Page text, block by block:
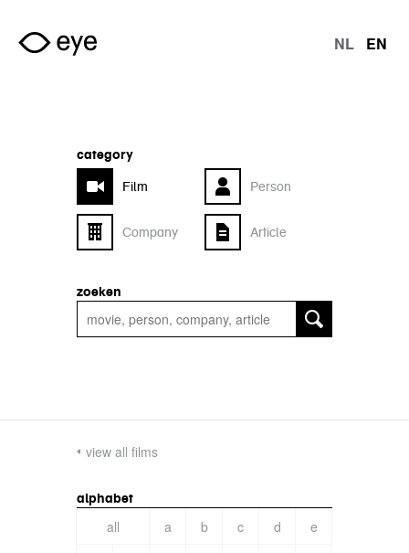
Skip to main content
NL EN
category
Film
Person
Company Article
zoeken
view all films
alphabet
all a b c d
e